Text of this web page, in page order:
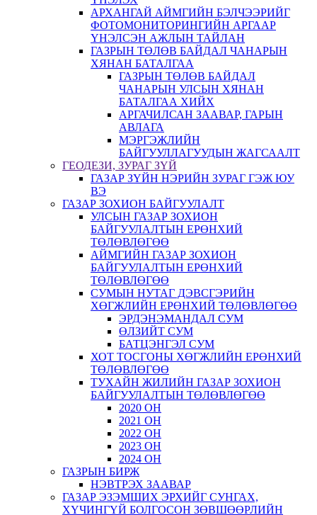
АРХАНГАЙ АЙМГИЙН БЭЛЧЭЭРИЙГ
ФОТОМОНИТОРИНГИЙН АРГААР
ҮНЭЛСЭН АЖЛЫН ТАЙЛАН
ГАЗРЫН ТӨЛӨВ БАЙДАЛ ЧАНАРЫН
ХЯНАН БАТАЛГАА
ГАЗРЫН ТӨЛӨВ БАЙДАЛ
ЧАНАРЫН УЛСЫН ХЯНАН
БАТАЛГАА ХИЙХ
АРГАЧИЛСАН ЗААВАР, ГАРЫН
АВЛАГА
МЭРГЭЖЛИЙН
БАЙГУУЛЛАГУУДЫН ЖАГСААЛТ
ГЕОДЕЗИ, ЗУРАГ ЗҮЙ
ГАЗАР ЗҮЙН НЭРИЙН ЗУРАГ ГЭЖ ЮУ
ВЭ
ГАЗАР ЗОХИОН БАЙГУУЛАЛТ
УЛСЫН ГАЗАР ЗОХИОН
БАЙГУУЛАЛТЫН ЕРӨНХИЙ
ТӨЛӨВЛӨГӨӨ
АЙМГИЙН ГАЗАР ЗОХИОН
БАЙГУУЛАЛТЫН ЕРӨНХИЙ
ТӨЛӨВЛӨГӨӨ
СУМЫН НУТАГ ДЭВСГЭРИЙН
ХӨГЖЛИЙН ЕРӨНХИЙ ТӨЛӨВЛӨГӨӨ
ЭРДЭНЭМАНДАЛ СУМ
ӨЛЗИЙТ СУМ
БАТЦЭНГЭЛ СУМ
ХОТ ТОСГОНЫ ХӨГЖЛИЙН ЕРӨНХИЙ
ТӨЛӨВЛӨГӨӨ
ТУХАЙН ЖИЛИЙН ГАЗАР ЗОХИОН
БАЙГУУЛАЛТЫН ТӨЛӨВЛӨГӨӨ
2020 ОН
2021 ОН
2022 ОН
2023 ОН
2024 ОН
ГАЗРЫН БИРЖ
НЭВТРЭХ ЗААВАР
ГАЗАР ЭЗЭМШИХ ЭРХИЙГ СУНГАХ,
ХҮЧИНГҮЙ БОЛГОСОН ЗӨВШӨӨРЛИЙН